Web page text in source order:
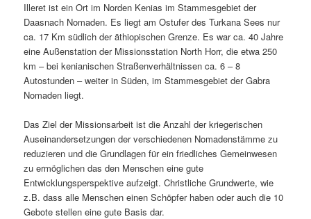
Illeret ist ein Ort im Norden Kenias im Stammesgebiet der
Daasnach Nomaden. Es liegt am Ostufer des Turkana Sees nur
ca. 17 Km südlich der äthiopischen Grenze. Es war ca. 40 Jahre
eine Außenstation der Missionsstation North Horr, die etwa 250
km – bei kenianischen Straßenverhältnissen ca. 6 – 8
Autostunden – weiter in Süden, im Stammesgebiet der Gabra
Nomaden liegt.
Das Ziel der Missionsarbeit ist die Anzahl der kriegerischen
Auseinandersetzungen der verschiedenen Nomadenstämme zu
reduzieren und die Grundlagen für ein friedliches Gemeinwesen
zu ermöglichen das den Menschen eine gute
Entwicklungsperspektive aufzeigt. Christliche Grundwerte, wie
z.B. dass alle Menschen einen Schöpfer haben oder auch die 10
Gebote stellen eine gute Basis dar.